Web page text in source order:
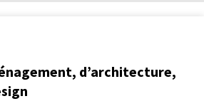
d’architecture,